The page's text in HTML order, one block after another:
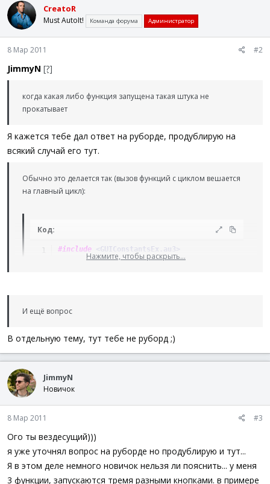
CreatoR
Must AutoIt! Команда форума Администратор
8 Мар 2011 #2
JimmyN [?]
когда какая либо функция запущена такая штука не
прокатывает
Я кажется тебе дал ответ на руборде, продублирую на
всякий случай его тут.
Обычно это делается так (вызов функций с циклом вешается
на главный цикл):
Код:
#include <GUIConstantsEx.au3>
$hGUI
GUICtrlSetOnEvent (- 1, "_Main_Events"
While
$iCounter
While
$iLoop
$iCounter += 1
ConsoleWrite( "Looping... " & $iCounter
Нажмите, чтобы раскрыть...
И ещё вопрос
В отдельную тему, тут тебе не руборд ;)
JimmyN
Новичок
8 Мар 2011 #3
Ого ты вездесущий)))
я уже уточнял вопрос на руборде но продублирую и тут...
Я в этом деле немного новичок нельзя ли пояснить... у меня
3 функции, запускаются тремя разными кнопками. в примере